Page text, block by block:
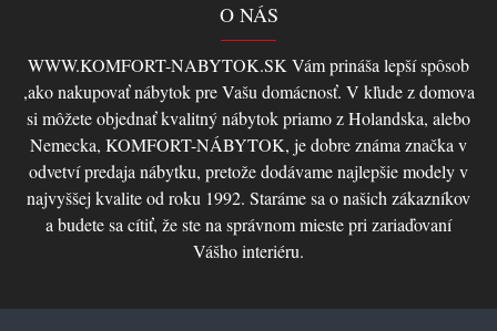
O NÁS
WWW.KOMFORT-NABYTOK.SK Vám prináša lepší spôsob
,ako nakupovať nábytok pre Vašu domácnosť. V kľude z domova
si môžete objednať kvalitný nábytok priamo z Holandska, alebo
Nemecka, KOMFORT-NÁBYTOK, je dobre známa značka v
odvetví predaja nábytku, pretože dodávame najlepšie modely v
najvyššej kvalite od roku 1992. Staráme sa o našich zákazníkov
a budete sa cítiť, že ste na správnom mieste pri zariaďovaní
Vášho interiéru.